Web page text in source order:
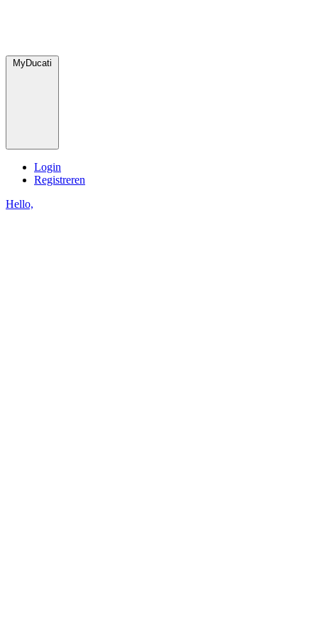
MyDucati
Login
Registreren
Hello,